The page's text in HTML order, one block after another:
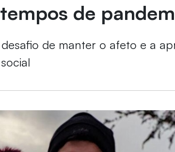
de
de manter o afeto e a